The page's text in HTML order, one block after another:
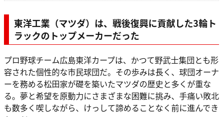
東洋工業（マツダ）は、戦後復興に貢献した3輪ト
ラックのトップメーカーだった
プロ野球チーム広島東洋カープは、かつて野武士集団とも形
容された個性的な市民球団だ。その歩みは長く、球団オーナ
ーを務める松田家が礎を築いたマツダの歴史と多くが重な
る。夢と希望を原動力にさまざまな困難に挑み、手痛い敗北
も数多く喫しながら、けっして諦めることなく前に進んでき